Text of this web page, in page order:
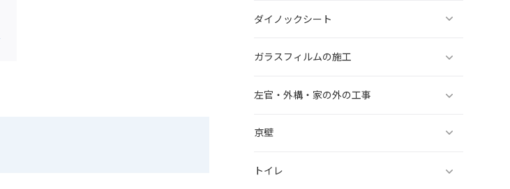
ダイノックシート
ガラスフィルムの施工
左官・外構・家の外の工事
京壁
トイレ